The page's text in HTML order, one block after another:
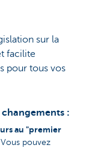
sur la
facilite
pour tous vos
:
au "premier
Vous pouvez